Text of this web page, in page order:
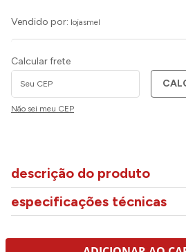
Vendido por: lojasmel
Calcular frete
Não sei meu CEP
descrição do produto
especificações técnicas